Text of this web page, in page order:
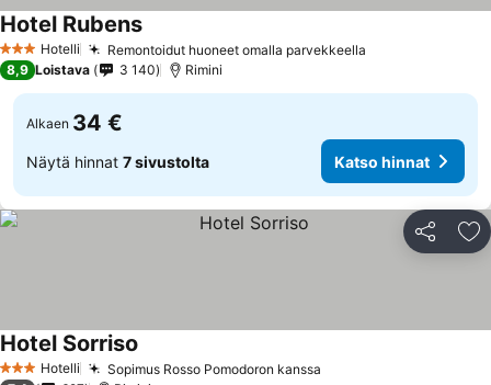
3 Tähtiluokitus
Hotelli Remontoidut huoneet omalla parvekkeella
Hotel Rubens
8,9 Loistava 3 140 Rimini
Alkaen 34 €
Näytä hinnat 7 sivustolta Katso hinnat
Jaa
3 Tähtiluokitus
Hotelli Sopimus Rosso Pomodoron kanssa
Hotel Sorriso